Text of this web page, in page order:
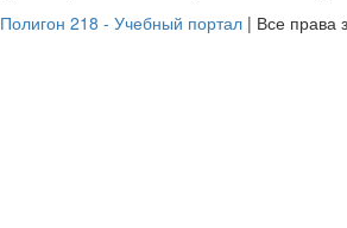
Полигон 218 - Учебный портал | Все